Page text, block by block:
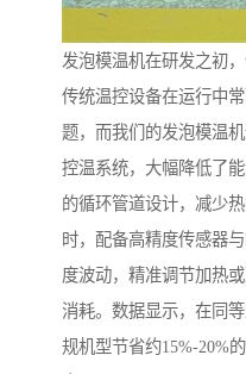
发泡模温机在研发之初，
传统温控设备在运行中
题，而我们的发泡模温
控温系统，大幅降低了
的循环管道设计，减少
时，配备高精度传感器
度波动，精准调节加热
消耗。数据显示，在同
规机型节省约15%-20%